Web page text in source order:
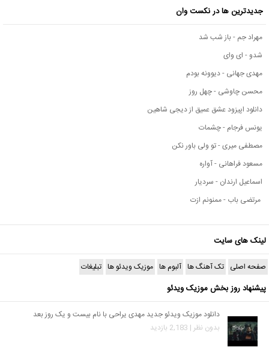
جدیدترین ها در نکست وان
مهراد جم - باز شب شد
شدو - ای وای
مهدی جهانی - دیوونه بودم
محسن چاوشی - چهل روز
دانلود اپیزود عشق عمیق از دیجی شاهین
یونس فرجام - چشمات
مصطفی میری - تو ولی باور نکن
مسعود فراهانی - آواره
اسماعیل ارندان - سردیار
مرتضی باب - ممنونم ازت
لینک های سایت
صفحه اصلی تک آهنگ ها آلبوم ها موزیک ویدئو ها تبلیغات
پیشنهاد روز بخش موزیک ویدئو
دانلود موزیک ویدئو جدید مهدی یراحی با نام بیست و یک روز بعد
بدون نظر | 2,183 بازدید